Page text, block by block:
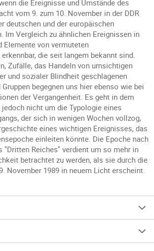
die Ereignisse und Umstände des
vom 9. zum 10. November in der DDR
deutschen und der europäischen
Im Vergleich zu ähnlichen Ereignissen in
Elemente von vermuteten
die seit langem bekannt sind.
Zufälle, das Handeln von umsichtigen
und sozialer Blindheit geschlagenen
begegnen uns hier ebenso wie bei
der Vergangenheit. Es geht in dem
nicht um die Typologie eines
der sich in wenigen Wochen vollzog,
eines wichtigen Ereignisses, das
einleiten könnte. Die Epoche nach
"Dritten Reiches" verdient um so mehr in
betrachtet zu werden, als sie durch die
November 1989 in neuem Licht erscheint.